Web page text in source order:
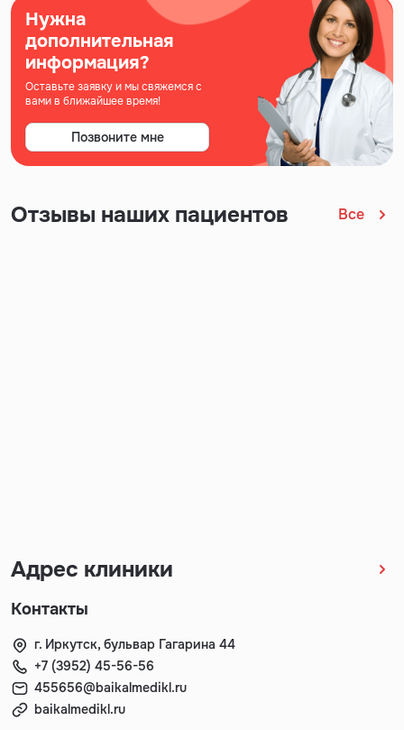
Нужна
дополнительная
информация?
Оставьте заявку и мы свяжемся с
вами в ближайшее время!
Позвоните мне
Отзывы наших пациентов Все
Адрес клиники
Контакты
г. Иркутск, бульвар Гагарина 44
+7 (3952) 45-56-56
455656@baikalmedikl.ru
baikalmedikl.ru